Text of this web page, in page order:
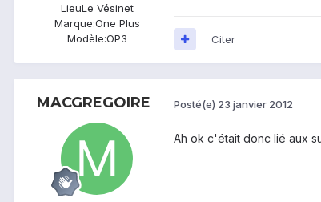
LieuLe Vésinet
Marque:One Plus
Modèle:OP3 Citer
MACGREGOIRE Posté(e) 23 janvier 2012
Ah ok c'était donc lié aux